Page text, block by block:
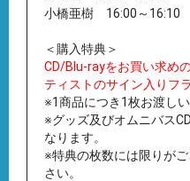
小橋亜樹 16:00～16:10
＜購入特典＞
CD/Blu-rayをお買い求め
ティストのサイン入りフ
※1商品につき1枚お渡しい
※グッズ及びオムニバス
なります。
※特典の枚数には限りが
さい。